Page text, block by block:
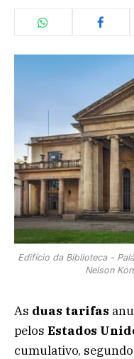
Edifício da Biblioteca -
Nelson
As duas tarifas
pelos Estados
cumulativo,